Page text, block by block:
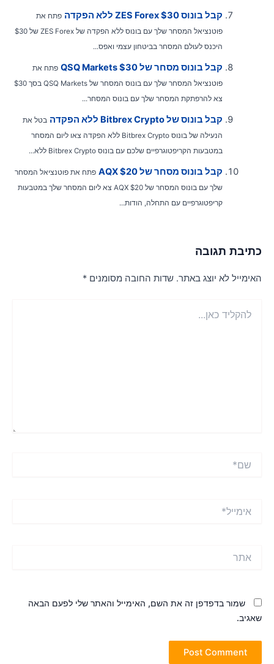
קבל בונוס ZES Forex $30 ללא הפקדה
פתח את
פוטנציאל המסחר שלך עם בונוס ללא הפקדה של ZES Forex של $30
היכנס לעולם המסחר בביטחון עצמי ואפס...
קבל בונוס מסחר של QSQ Markets $30
פתח את
פוטנציאל המסחר שלך עם בונוס המסחר של QSQ Markets בסך $30
צא להרפתקת המסחר שלך עם בונוס המסחר...
קבל בונוס של Bitbrex Crypto ללא הפקדה
בטל את
הנעילה של בונוס Bitbrex Crypto ללא הפקדה צאו ליום המסחר
במטבעות הקריפטוגרפיים שלכם עם בונוס Bitbrex Crypto ללא...
קבל בונוס מסחר של AQX $20
פתח את פוטנציאל המסחר
שלך עם בונוס המסחר של AQX $20 צא ליום המסחר שלך במטבעות
קריפטוגרפיים עם התחלה, הודות...
תגובה
לא יוצג באתר. שדות החובה מסומנים*
שמור בדפדפן זה את השם, האימייל והאתר שלי לפעם הבאה